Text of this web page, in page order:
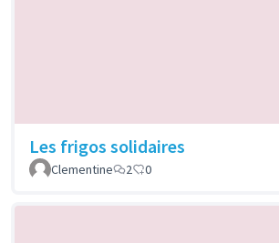
Les frigos solidaires
Clementine
2 0